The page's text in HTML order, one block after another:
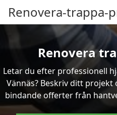
Renovera-trappa-
Renovera
Letar du efter professionell
Vännäs? Beskriv ditt
bindande offerter från